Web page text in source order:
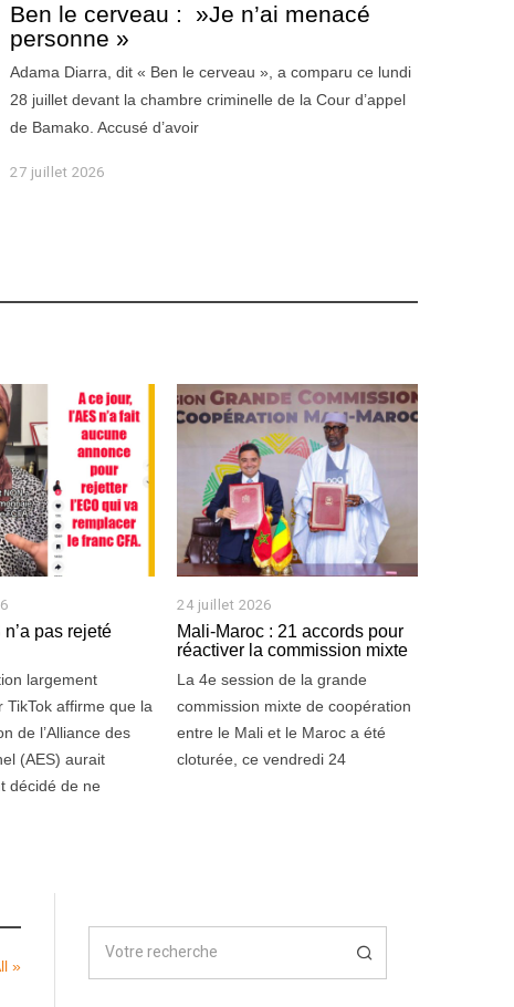
Ben le cerveau : »Je n’ai menacé
personne »
Adama Diarra, dit « Ben le cerveau », a comparu ce lundi
28 juillet devant la chambre criminelle de la Cour d’appel
de Bamako. Accusé d’avoir
27 juillet 2026
2
6
6
j
i
l
e
t
2
n’a pas rejeté
largement
TikTok affirme que la
de l’Alliance des
(AES) aurait
décidé de ne
24 juillet 2026
4
j
i
l
e
t
Mali-Maroc : 21 accords pour
réactiver la commission mixte
La 4e session de la grande
commission mixte de coopération
entre le Mali et le Maroc a été
cloturée, ce vendredi 24
»